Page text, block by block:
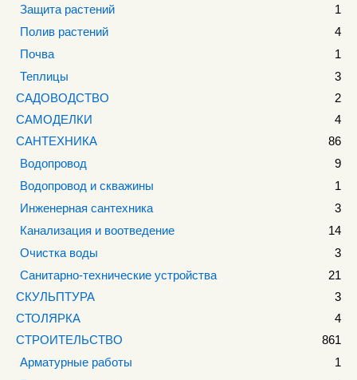
Защита растений
1
Полив растений
4
Почва
1
Теплицы
3
САДОВОДСТВО
2
САМОДЕЛКИ
4
САНТЕХНИКА
86
Водопровод
9
Водопровод и скважины
1
Инженерная сантехника
3
Канализация и воотведение
14
Очистка воды
3
Санитарно-технические устройства
21
СКУЛЬПТУРА
3
СТОЛЯРКА
4
СТРОИТЕЛЬСТВО
861
Арматурные работы
1